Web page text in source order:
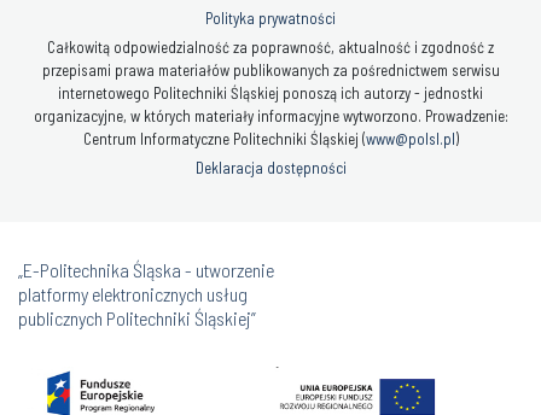
Polityka prywatności
Całkowitą odpowiedzialność za poprawność, aktualność i zgodność z
przepisami prawa materiałów publikowanych za pośrednictwem serwisu
internetowego Politechniki Śląskiej ponoszą ich autorzy - jednostki
organizacyjne, w których materiały informacyjne wytworzono. Prowadzenie:
Centrum Informatyczne Politechniki Śląskiej (www@polsl.pl)
Deklaracja dostępności
„E-Politechnika Śląska - utworzenie
platformy elektronicznych usług
publicznych Politechniki Śląskiej”